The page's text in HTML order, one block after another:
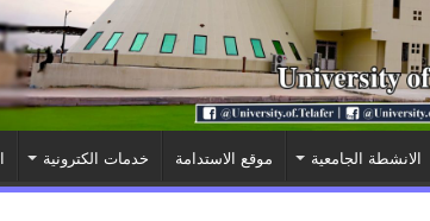
الانشطة الجامعية موقع الاستدامة خدمات الكترونية